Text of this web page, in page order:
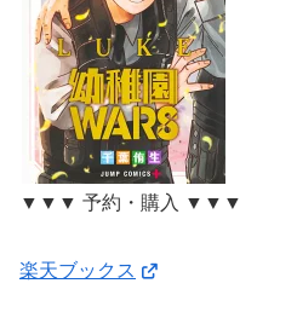
▼▼▼ 予約・購入 ▼▼▼
楽天ブックス